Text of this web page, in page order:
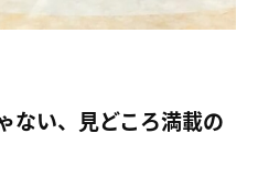
ない、見どころ満載の